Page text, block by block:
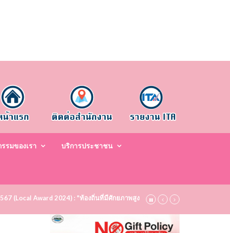
รมของเรา บริการประชาชน
(Local Award 2024) : "ท้องถิ่นที่มีศักยภาพสูง ระดับชมเชย (Bronze)" ประจำ